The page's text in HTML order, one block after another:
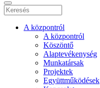
A központról
A központról
Köszöntő
Alaptevékenység
Munkatársak
Projektek
Együttműködések